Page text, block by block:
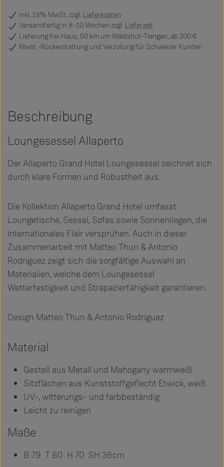
inkl. 19% MwSt. zzgl. Lieferkosten
Versandfertig in 8–10 Wochen zzgl. Lieferzeit
Lieferung frei Haus, 50 km um Waldshut-Tiengen, ab 200 €
Mwst.-Rückerstattung und Verzollung für Schweizer Kunden
Beschreibung
Loungesessel Allaperto
Der Allaperto Grand Hotel Loungesessel zeichnet sich
durch klare Formen und Robustheit aus.
Die Kollektion Allaperto Grand Hotel umfasst
Loungetische, Sessel, Sofas sowie Sonnenliegen, die
internationales Flair versprühen. Auch in dieser
Zusammenarbeit mit Matteo Thun & Antonio
Rodriguez zeigt sich die sorgfältige Auswahl an
Materialien, welche dem Loungesessel
Wetterfestigkeit und Strapazierfähigkeit garantieren.
Design Matteo Thun & Antonio Rodriguez
Material
Gestell aus Metall und Mahogany warmweiß
Sitzflächen aus Kunststoffgeflecht Etwick, weiß
UV-, witterungs- und farbbeständig
Leicht zu reinigen
Maße
B 79 T 80 H 70 SH 36cm